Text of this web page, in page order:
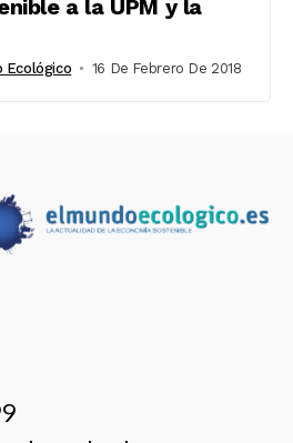
a la UPM y la
Ecológico 16 De Febrero De 2018